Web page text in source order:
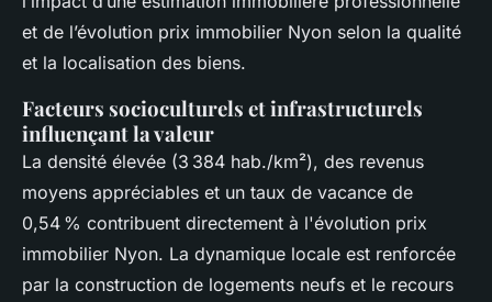
et de l’évolution prix immobilier Nyon selon la qualité
et la localisation des biens.
Facteurs socioculturels et infrastructurels
influençant la valeur
La densité élevée (3 384 hab./km²), des revenus
moyens appréciables et un taux de vacance de
0,54 % contribuent directement à l'évolution prix
immobilier Nyon. La dynamique locale est renforcée
par la construction de logements neufs et le recours